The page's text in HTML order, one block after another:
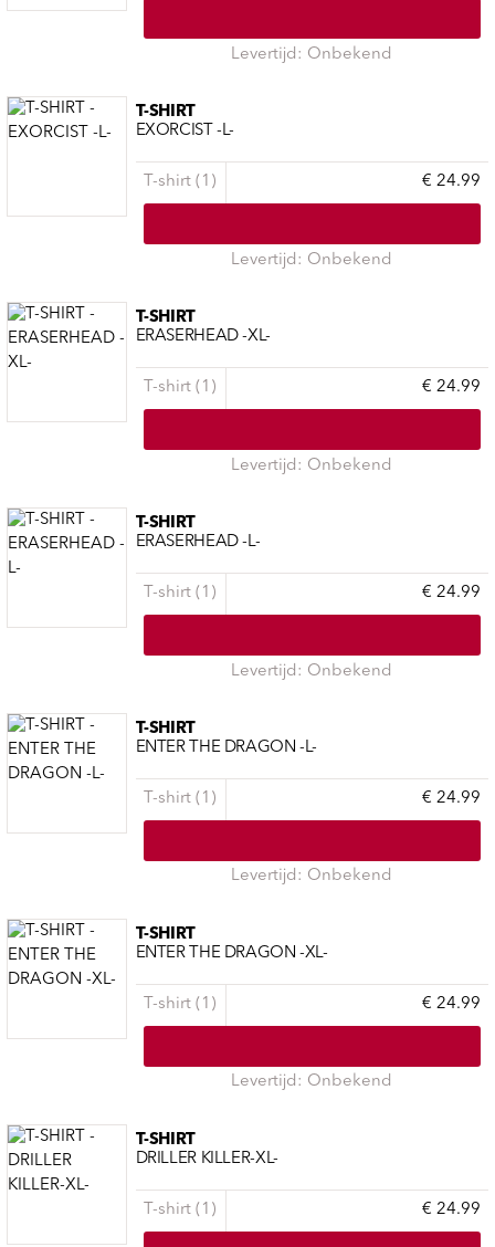
Levertijd: Onbekend
T-SHIRT
EXORCIST -L-
T-shirt (1) € 24.99
Levertijd: Onbekend
T-SHIRT
ERASERHEAD -XL-
T-shirt (1) € 24.99
Levertijd: Onbekend
T-SHIRT
ERASERHEAD -L-
T-shirt (1) € 24.99
Levertijd: Onbekend
T-SHIRT
ENTER THE DRAGON -L-
T-shirt (1) € 24.99
Levertijd: Onbekend
T-SHIRT
ENTER THE DRAGON -XL-
T-shirt (1) € 24.99
Levertijd: Onbekend
T-SHIRT
DRILLER KILLER-XL-
T-shirt (1) € 24.99